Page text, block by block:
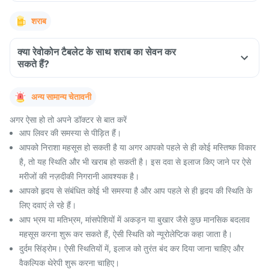
शराब
क्या रेवोकोन टैबलेट के साथ शराब का सेवन कर
सकते हैं?
अन्य सामान्य चेतावनी
अगर ऐसा हो तो अपने डॉक्टर से बात करें
आप लिवर की समस्या से पीड़ित हैं।
आपको निराशा महसूस हो सकती है या अगर आपको पहले से ही कोई मस्तिष्क विकार
है, तो यह स्थिति और भी खराब हो सकती है। इस दवा से इलाज किए जाने पर ऐसे
मरीजों की नज़दीकी निगरानी आवश्यक है।
आपको हृदय से संबंधित कोई भी समस्या है और आप पहले से ही हृदय की स्थिति के
लिए दवाएं ले रहे हैं।
आप भ्रम या मतिभ्रम, मांसपेशियों में अकड़न या बुखार जैसे कुछ मानसिक बदलाव
महसूस करना शुरू कर सकते हैं, ऐसी स्थिति को न्यूरोलेप्टिक कहा जाता है।
दुर्दम सिंड्रोम। ऐसी स्थितियों में, इलाज को तुरंत बंद कर दिया जाना चाहिए और
वैकल्पिक थेरेपी शुरू करना चाहिए।